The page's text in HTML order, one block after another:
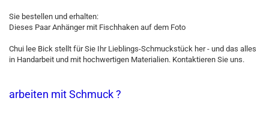
Sie bestellen und erhalten:
Dieses Paar Anhänger mit Fischhaken auf dem Foto
Chui lee Bick stellt für Sie Ihr Lieblings-Schmuckstück her - und das alles
in Handarbeit und mit hochwertigen Materialien. Kontaktieren Sie uns.
arbeiten mit Schmuck ?